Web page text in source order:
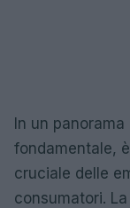
In un panorama
fondamentale,
cruciale delle
consumatori.